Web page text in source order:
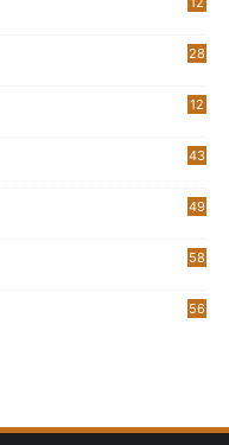
28
12
43
49
58
56